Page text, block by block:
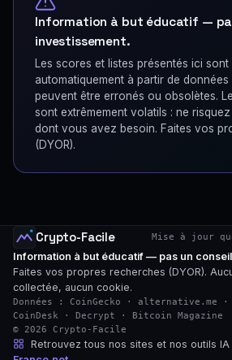
Information à but éducatif —
investissement.
Les scores et listes présentés ici sont
automatiquement à partir de données
peuvent être erronés ou obsolètes.
sont extrêmement volatils : ne risquez
dont vous avez besoin. Faites vos
(DYOR).
Crypto-Facile Mise à jour
Information à but éducatif — pas un
Faites vos propres recherches (DYOR).
collectée, aucun cookie.
Données : CoinGecko · alternative.me
CoinDesk · Decrypt · Bitcoin Magazine
© 2026 Crypto-Facile
Retrouvez tous nos sites et nos outils